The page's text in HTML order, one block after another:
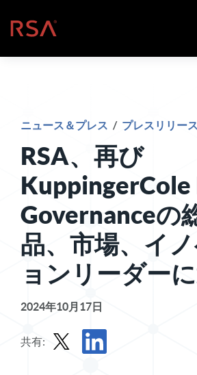
ホーム
ニュース＆プレス / プレスリリース
RSA、再び
Governanceの
品、市場、イ
ョンリーダー
2024年10月17日
共有: